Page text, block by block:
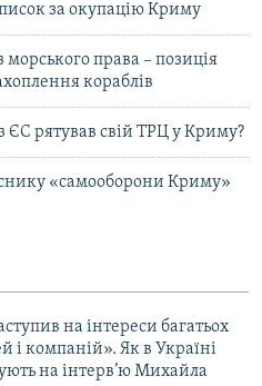
за окупацію Криму
права – позиція
кораблів
ЄС рятував свій ТРЦ у Криму?
«самооборони Криму»
на інтереси багатьох
і компаній». Як в Україні
на інтерв’ю Михайла